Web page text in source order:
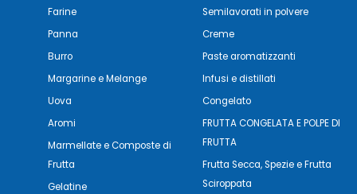
Farine
Panna
Burro
Margarine e Melange
Uova
Aromi
Marmellate e Composte di
Frutta
Gelatine
Semilavorati in polvere
Creme
Paste aromatizzanti
Infusi e distillati
Congelato
FRUTTA CONGELATA E POLPE DI
FRUTTA
Frutta Secca, Spezie e Frutta
Sciroppata